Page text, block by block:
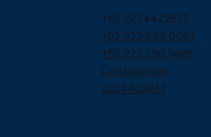
+52 2224422817
+52 222 248 0653
+52 222 230 1485
Cotizaciones:
2224422817